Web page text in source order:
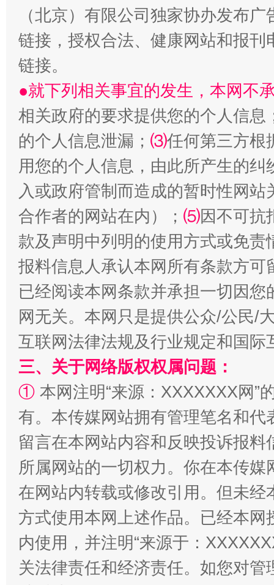
“刷贴”乱象丛生
生
解纷+调解+退费，一次搞定
（北京）有限公司独家协办发布
链接，授权合法、健康网站和报
链接。
●就下列相关事宜的发生，本网不
相关政府的要求提供您的个人信息
的个人信息泄漏； ⑶任何第三方根
用您的个人信息，由此所产生的纠
入或政府管制而造成的暂时性网
合作者的网站在内）； ⑸因不可抗
款及声明中列明的使用方式或免责
报料信息人承认本网所有条款方
已经阅读本网条款并承担一切因
网无关。本网只是提供公众/公民/
互联网法律法规及行业规定和国
三、关于网络版权权属问题：
① 本网注明“来源：XXXXXXX网”
有。本传媒网站拥有管理笔名和
留言在本网站内容和反映投诉报
所属网站的一切权力。你在本传
在网站内转载或修改引用。但未
方式使用本网上述作品。已经本
内使用，并注明“来源于：
关法律责任和经济责任。如您对